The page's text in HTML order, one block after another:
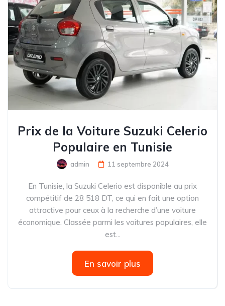
Prix de la Voiture Suzuki Celerio
Populaire en Tunisie
admin 11 septembre 2024
En Tunisie, la Suzuki Celerio est disponible au prix
compétitif de 28 518 DT, ce qui en fait une option
attractive pour ceux à la recherche d’une voiture
économique. Classée parmi les voitures populaires, elle
est...
En savoir plus